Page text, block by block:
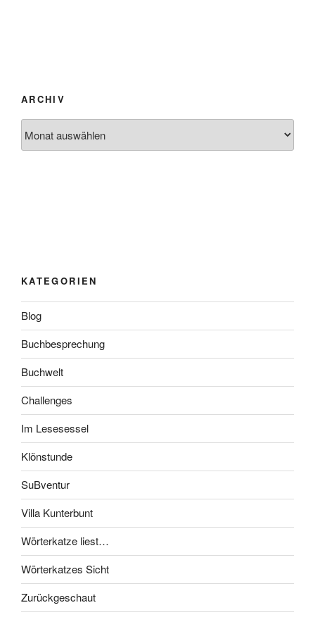
ARCHIV
KATEGORIEN
Blog
Buchbesprechung
Buchwelt
Challenges
Im Lesesessel
Klönstunde
SuBventur
Villa Kunterbunt
Wörterkatze liest…
Wörterkatzes Sicht
Zurückgeschaut